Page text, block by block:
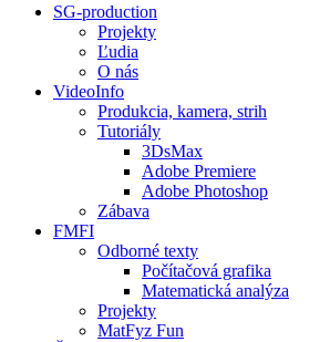
SG-production
Projekty
Ľudia
O nás
VideoInfo
Produkcia, kamera, strih
Tutoriály
3DsMax
Adobe Premiere
Adobe Photoshop
Zábava
FMFI
Odborné texty
Počítačová grafika
Matematická analýza
Projekty
MatFyz Fun